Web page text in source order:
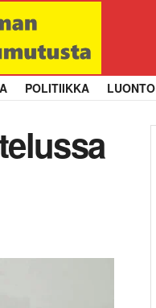
POLITIIKKA LUONTO